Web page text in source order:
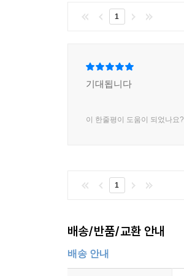
1
기대됩니다
이 한줄평이 도움이 되었나요?
1
배송/반품/교환 안내
배송 안내